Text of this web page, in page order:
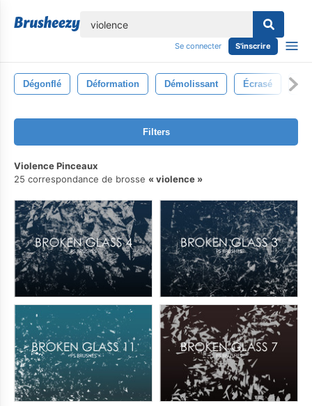
Se connecter S'inscrire
Dégonflé Déformation Démolissant Écrasé
Filters
Violence Pinceaux
25 correspondance de brosse
violence